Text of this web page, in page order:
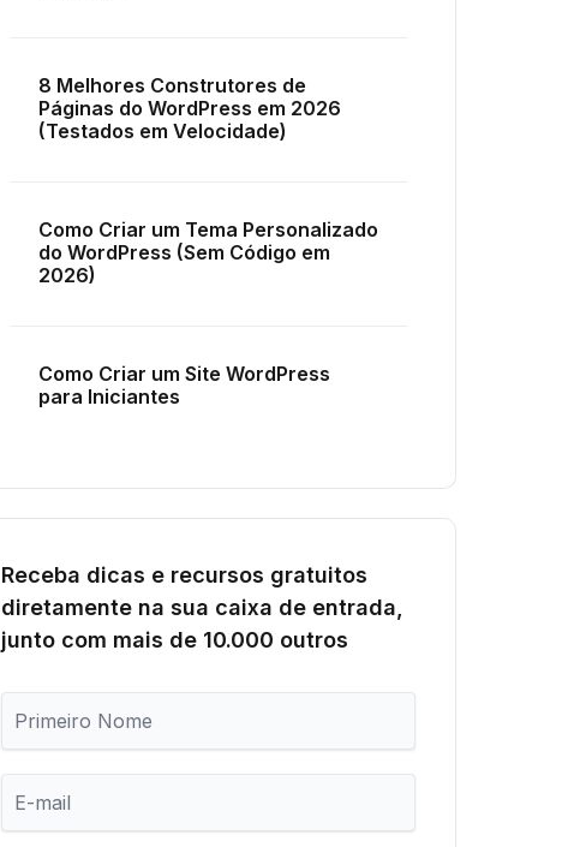
8 Melhores Construtores de
Páginas do WordPress em 2026
(Testados em Velocidade)
Como Criar um Tema Personalizado
do WordPress (Sem Código em
2026)
Como Criar um Site WordPress
para Iniciantes
Receba dicas e recursos gratuitos
diretamente na sua caixa de entrada,
junto com mais de 10.000 outros
i
m
m